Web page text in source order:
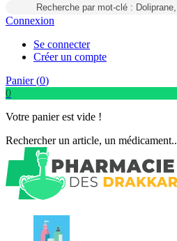
Recherche par mot-clé :
Connexion
Se connecter
Créer un compte
Panier (0)
0
Votre panier est vide !
Rechercher un article, un